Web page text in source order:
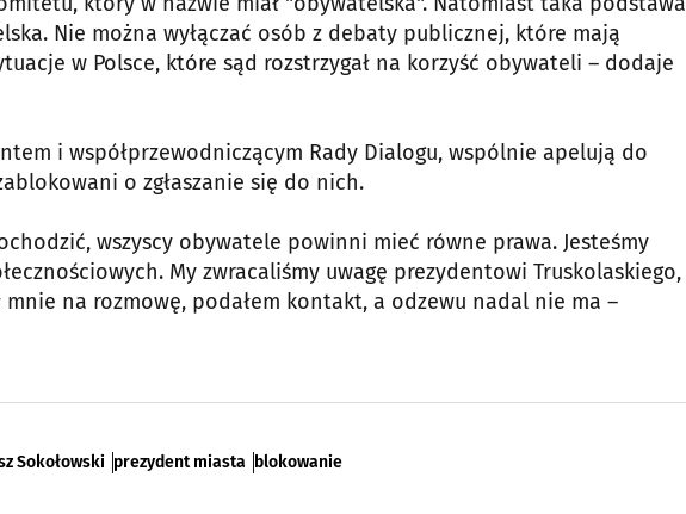
Nie można wyłączać osób z debaty publicznej, które mają
w Polsce, które sąd rozstrzygał na korzyść obywateli – dodaje
i współprzewodniczącym Rady Dialogu, wspólnie apelują do
o zgłaszanie się do nich.
wszyscy obywatele powinni mieć równe prawa. Jesteśmy
My zwracaliśmy uwagę prezydentowi Truskolaskiego,
na rozmowę, podałem kontakt, a odzewu nadal nie ma –
Sokołowski prezydent miasta blokowanie